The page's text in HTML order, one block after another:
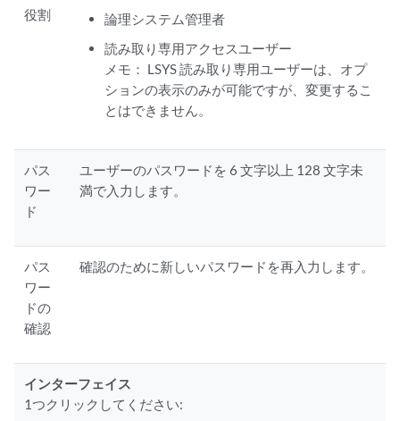
役割
論理システム管理者
読み取り専用アクセスユーザー
メモ： LSYS 読み取り専用ユーザーは、オプ
ションの表示のみが可能ですが、変更するこ
とはできません。
パス
ワー
ド
ユーザーのパスワードを 6 文字以上 128 文字未
満で入力します。
パス
ワー
ドの
確認
確認のために新しいパスワードを再入力します。
インターフェイス
1つクリックしてください: